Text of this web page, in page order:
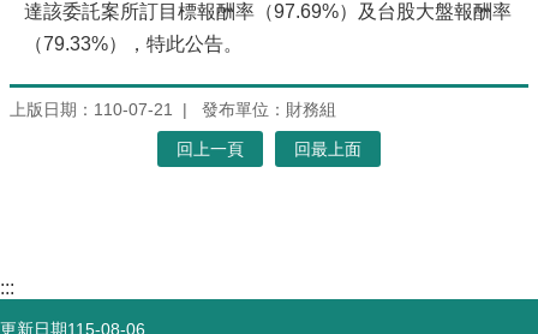
達該委託案所訂目標報酬率（97.69%）及台股大盤報酬率
（79.33%），特此公告。
上版日期：110-07-21 發布單位：財務組
回上一頁 回最上面
:::
更新日期115-08-06